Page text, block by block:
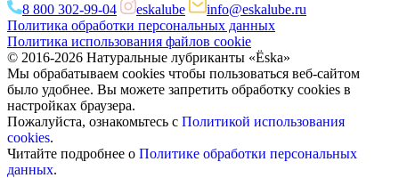
8 800 302-99-04
eskalube
info@eskalube.ru
Политика обработки персональных данных
Политика использования файлов cookie
© 2016-2026 Натуральные лубриканты «Ёska»
Мы обрабатываем cookies чтобы пользоваться веб-сайтом
было удобнее. Вы можете запретить обработку сookies в
настройках браузера.
Пожалуйста, ознакомьтесь с Политикой использования
cookies.
Читайте подробнее о Политике обработки персональных
данных.